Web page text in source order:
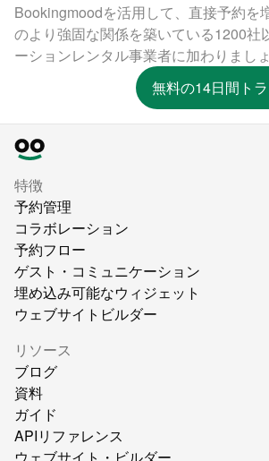
Bookingmoodを活用して、直接予約を
のより強固な関係を築いている1200社
ーションレンタル事業者に加わりましょ
無料の14日間ト
特徴
予約管理
コラボレーション
予約フロー
ゲスト・コミュニケーション
埋め込み可能なウィジェット
ウェブサイトビルダー
リソース
ブログ
資料
ガイド
APIリファレンス
ウェブサイト・ビルダー